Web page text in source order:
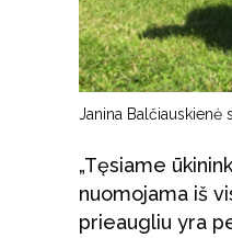
Janina Balčiauskienė
„Tęsiame
nuomojama iš
prieaugliu yra